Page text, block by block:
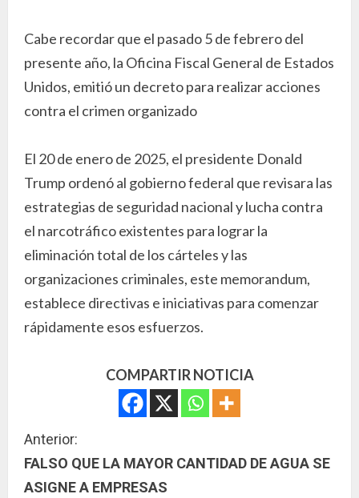
Cabe recordar que el pasado 5 de febrero del
presente año, la Oficina Fiscal General de Estados
Unidos, emitió un decreto para realizar acciones
contra el crimen organizado
El 20 de enero de 2025, el presidente Donald
Trump ordenó al gobierno federal que revisara las
estrategias de seguridad nacional y lucha contra
el narcotráfico existentes para lograr la
eliminación total de los cárteles y las
organizaciones criminales, este memorandum,
establece directivas e iniciativas para comenzar
rápidamente esos esfuerzos.
COMPARTIR NOTICIA
S
i
Anterior:
FALSO QUE LA MAYOR CANTIDAD DE AGUA SE
ASIGNE A EMPRESAS